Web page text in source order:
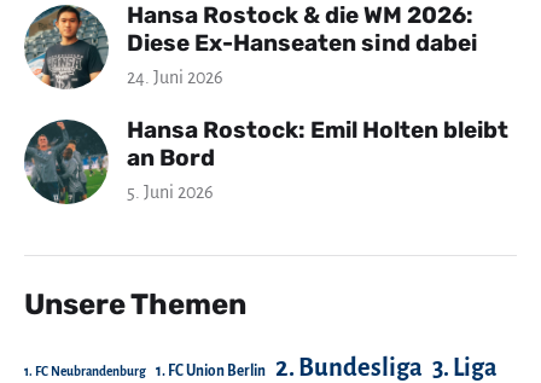
Hansa Rostock & die WM 2026:
Diese Ex-Hanseaten sind dabei
24. Juni 2026
Hansa Rostock: Emil Holten bleibt
an Bord
5. Juni 2026
Unsere Themen
1. FC Neubrandenburg 1. FC Union Berlin 2. Bundesliga 3. Liga